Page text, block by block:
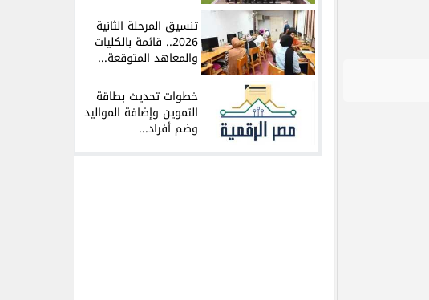
تنسيق المرحلة الثانية
2026.. قائمة بالكليات
والمعاهد المتوقعة...
خطوات تحديث بطاقة
التموين وإضافة المواليد
وضم أفراد...